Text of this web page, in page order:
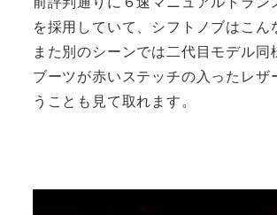
を採用していて、シフトノブはこん
また別のシーンでは二代目モデル同
ブーツが赤いステッチの入ったレザ
うことも見て取れます。